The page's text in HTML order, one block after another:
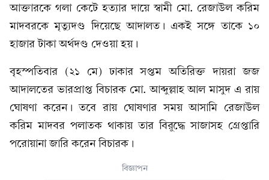
আক্তারকে গলা কেটে হত্যার দায়ে স্বামী মো. রেজাউল করিম
মাদবরকে মৃত্যুদণ্ড দিয়েছে আদালত। একই সঙ্গে তাকে ১০
হাজার টাকা অর্থদণ্ড দেওয়া হয়।
​বৃহস্পতিবার (২১ মে) ঢাকার সপ্তম অতিরিক্ত দায়রা জজ
আদালতের ভারপ্রাপ্ত বিচারক মো. আব্দুল্লাহ আল মাসুদ এ রায়
ঘোষণা করেন। তবে রায় ঘোষণার সময় আসামি রেজাউল
করিম মাদবর পলাতক থাকায় তার বিরুদ্ধে সাজাসহ গ্রেপ্তারি
পরোয়ানা জারি করেন বিচারক।
বিজ্ঞাপন